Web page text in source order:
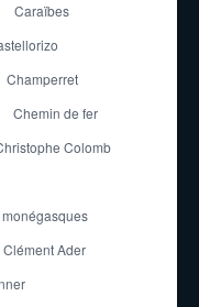
Caraïbes
Champerret
Chemin de fer
Colomb
Clément Ader